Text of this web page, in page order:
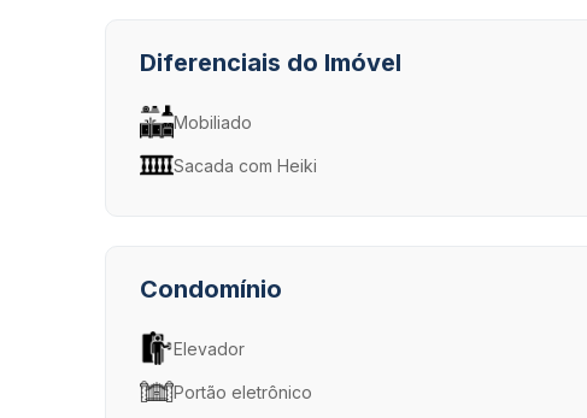
Diferenciais do Imóvel
Mobiliado
Sacada com Heiki
Condomínio
Elevador
Portão eletrônico